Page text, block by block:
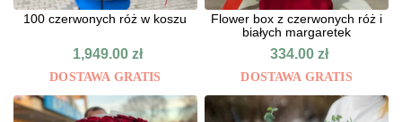
100 czerwonych róż w koszu
1,949.00zł
DOSTAWA GRATIS
Flower box z czerwonych róż i
białych margaretek
334.00zł
DOSTAWA GRATIS